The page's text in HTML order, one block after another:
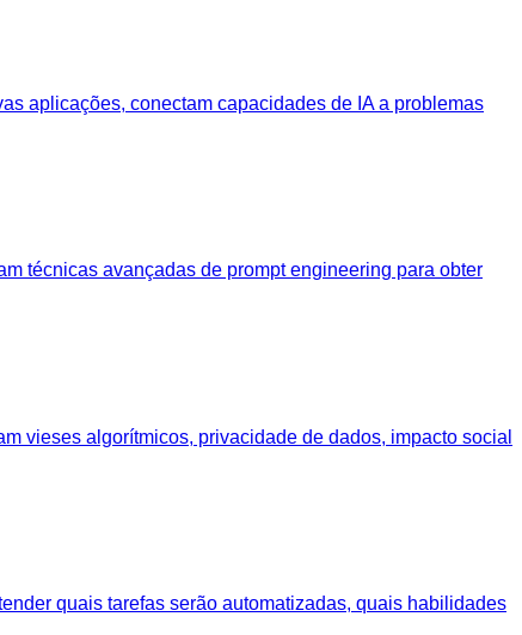
aplicações, conectam capacidades de IA a problemas
técnicas avançadas de prompt engineering para obter
vieses algorítmicos, privacidade de dados, impacto social
quais tarefas serão automatizadas, quais habilidades